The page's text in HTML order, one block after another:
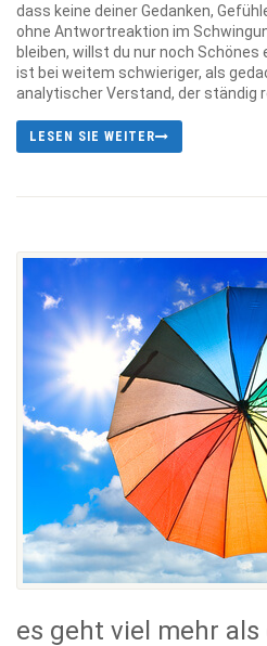
dass keine deiner Gedanken,
ohne Antwortreaktion im
bleiben, willst du nur noch
ist bei weitem schwieriger, als
analytischer Verstand, der ständig
LESEN SIE WEITER
es geht viel mehr